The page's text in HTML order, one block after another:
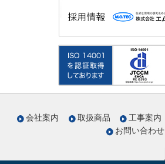
会社案内 取扱商品 工事案内
お問い合わせ